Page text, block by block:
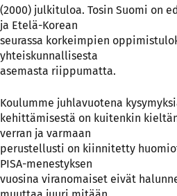
(2000) julkituloa. Tosin Suomi on
ja Etelä-Korean
seurassa korkeimpien
yhteiskunnallisesta
asemasta riippumatta.
Koulumme juhlavuotena
kehittämisestä on kuitenkin
verran ja varmaan
perustellusti on kiinnitetty
PISA-menestyksen
vuosina viranomaiset eivät